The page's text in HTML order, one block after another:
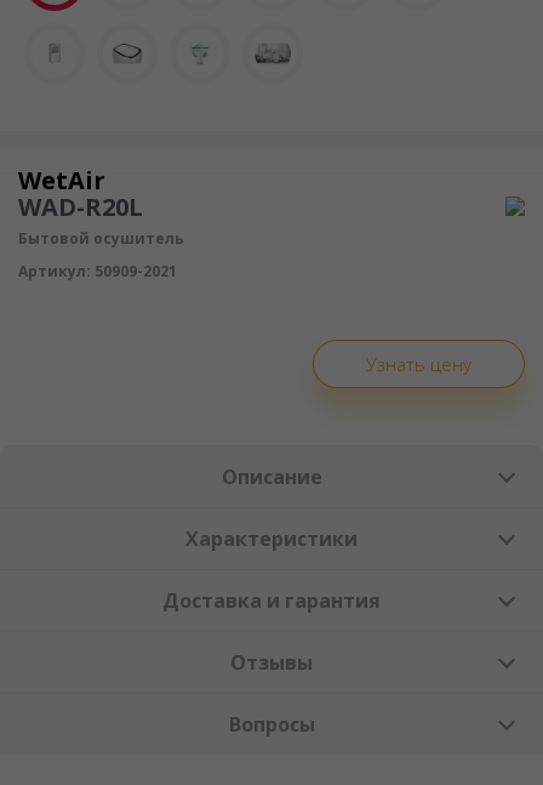
Осушитель воздуха
WetAir
WAD-R20L
Бытовой осушитель
Артикул: 50909-2021
Узнать цену
Описание
Характеристики
Доставка и гарантия
Отзывы
Вопросы